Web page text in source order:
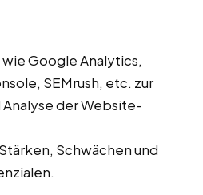
Google Analytics,
SEMrush, etc. zur
der Website-
Schwächen und